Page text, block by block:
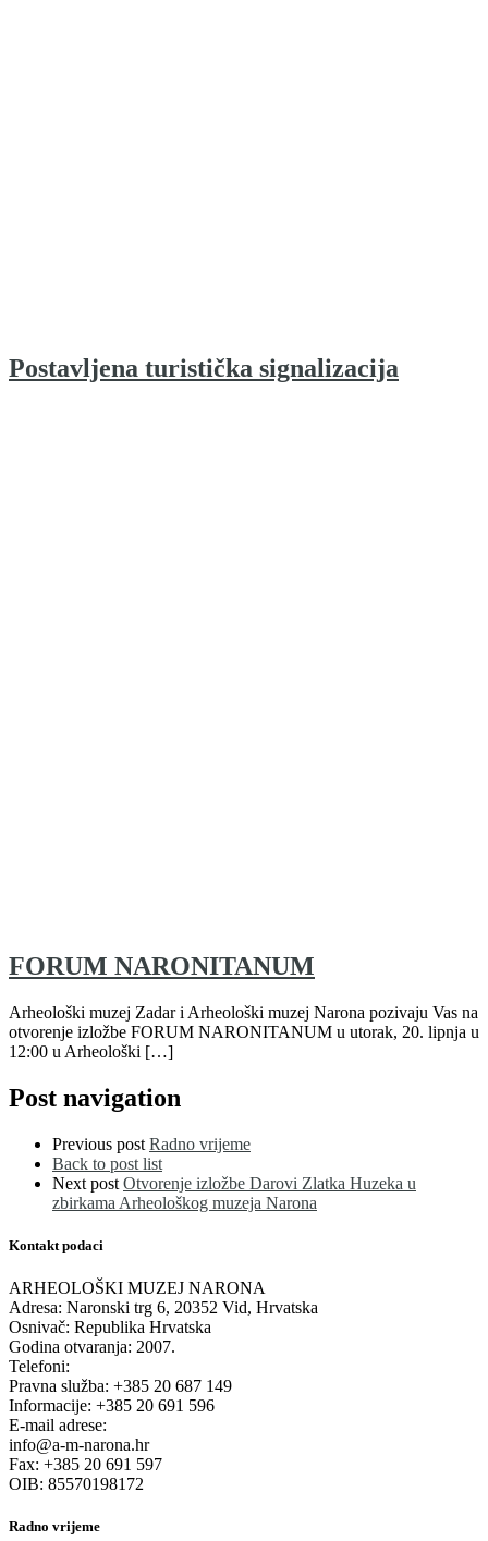
Postavljena turistička signalizacija
FORUM NARONITANUM
Arheološki muzej Zadar i Arheološki muzej Narona pozivaju Vas na
otvorenje izložbe FORUM NARONITANUM u utorak, 20. lipnja u
12:00 u Arheološki […]
Post navigation
Previous post Radno vrijeme
Back to post list
Next post Otvorenje izložbe Darovi Zlatka Huzeka u
zbirkama Arheološkog muzeja Narona
Kontakt podaci
ARHEOLOŠKI MUZEJ NARONA
Adresa: Naronski trg 6, 20352 Vid, Hrvatska
Osnivač: Republika Hrvatska
Godina otvaranja: 2007.
Telefoni:
Pravna služba: +385 20 687 149
Informacije: +385 20 691 596
E-mail adrese:
info@a-m-narona.hr
Fax: +385 20 691 597
OIB: 85570198172
Radno vrijeme